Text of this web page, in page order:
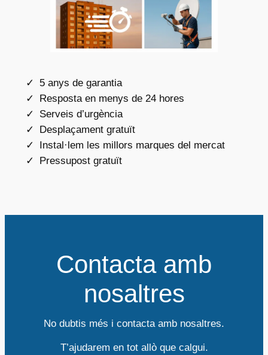
5 anys de garantia
Resposta en menys de 24 hores
Serveis d’urgència
Desplaçament gratuït
Instal·lem les millors marques del mercat
Pressupost gratuït
Contacta amb
nosaltres
No dubtis més i contacta amb nosaltres.
T’ajudarem en tot allò que calgui.